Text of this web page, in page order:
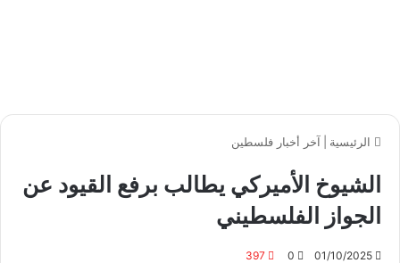
الرئيسية آخر أخبار فلسطين
الشيوخ الأميركي يطالب برفع القيود عن
الجواز الفلسطيني
01/10/2025
0
397